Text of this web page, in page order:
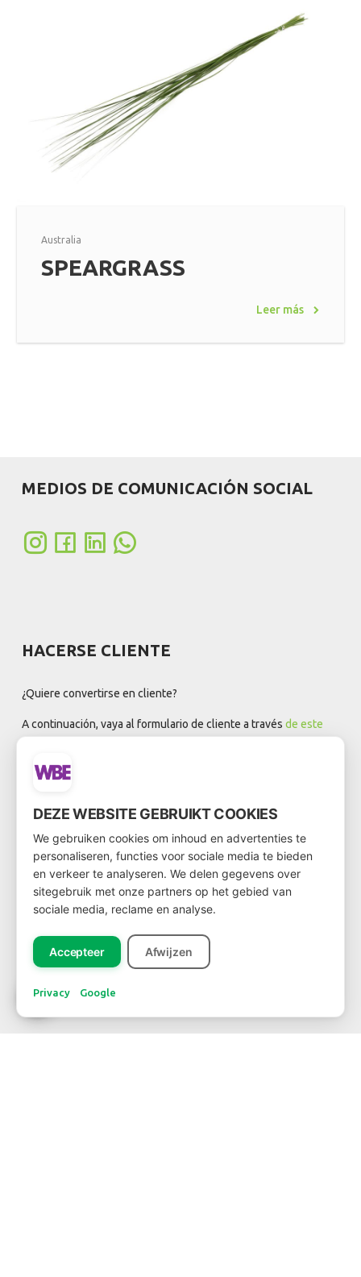
Australia
SPEARGRASS
Leer más
MEDIOS DE COMUNICACIÓN SOCIAL
HACERSE CLIENTE
¿Quiere convertirse en cliente?
A continuación, vaya al formulario de cliente a travésde este
BOLETÍN DE NOTICIAS
DEZE WEBSITE GEBRUIKT COOKIES
We gebruiken cookies om inhoud en advertenties te
personaliseren, functies voor sociale media te bieden
en verkeer te analyseren. We delen gegevens over
sitegebruik met onze partners op het gebied van
sociale media, reclame en analyse.
Accepteer Afwijzen
Privacy Google